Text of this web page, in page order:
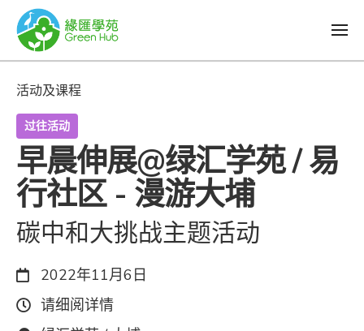
活动及课程
过往活动
早晨伸展@绿汇学苑 / 易
行社区 - 漫游大埔
碳中和大挑战主题活动
日期：
2022年11月6日
时间：
请细阅详情